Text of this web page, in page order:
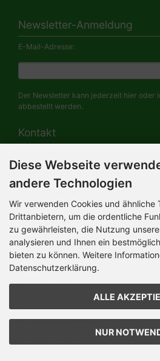
Newsletter-Anmeldung
E-Mail-Adresse:
Der Newsletter kann jederzeit hier oder
abbestellt werden.
Kontakt
HERMANN-Spielwaren GmbH
Im Grund 9-11
Mo-Do 8.00 bis 16.30 Uhr
Bürozeiten:
Mo-Do 8.00 bis 16.30 Uhr
Fr 8.00 bis 12.30 Uhr
+49 (0) 09561 85900
info@hermann.de
Geschäftsführer
Handelsregister Amtsgericht Coburg
Diese Webseite
andere Technologien
Wir verwenden Cookies und ähnliche
Drittanbietern, um die ordentliche
zu gewährleisten, die Nutzung
analysieren und Ihnen ein
bieten zu können. Weitere
Datenschutzerklärung.
ALLE
NUR